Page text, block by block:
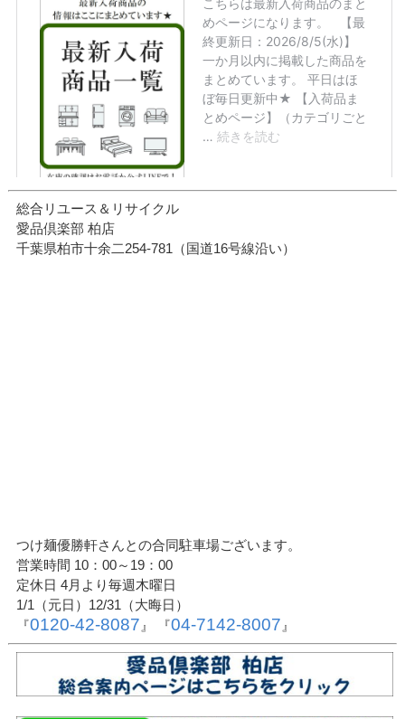
総合リユース＆リサイクル
愛品倶楽部 柏店
千葉県柏市十余二254-781（国道16号線沿い）
つけ麺優勝軒さんとの合同駐車場ございます。
営業時間 10：00～19：00
定休日 4月より毎週木曜日
1/1（元日）12/31（大晦日）
『0120-42-8087 』 『04-7142-8007 』